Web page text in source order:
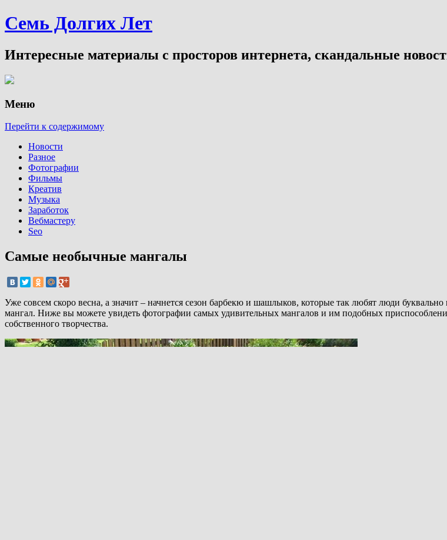
Семь Долгих Лет
Интересные материалы с просторов интернета, скандальные
Меню
Перейти к содержимому
Новости
Разное
Фотографии
Фильмы
Креатив
Музыка
Заработок
Вебмастеру
Seo
Самые необычные мангалы
Уже совсем скоро весна, а значит – начнется сезон барбекю и шашлыков, которые так любят люди
мангал. Ниже вы можете увидеть фотографии самых удивительных мангалов и им подобных
собственного творчества.